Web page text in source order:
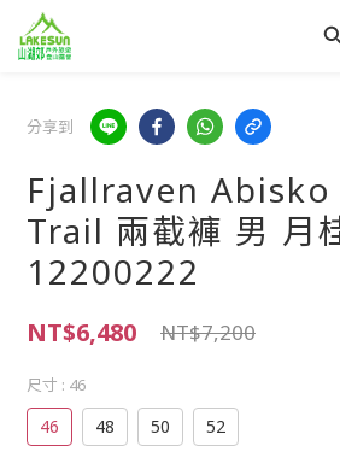
分享到
Fjallraven
Trail 兩截褲 男 月
12200222
NT$6,480 NT$7,200
尺寸 : 46
46 48 50 52